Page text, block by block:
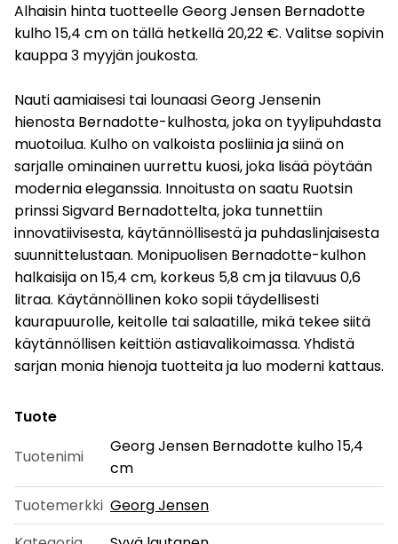
Alhaisin hinta tuotteelle Georg Jensen Bernadotte
kulho 15,4 cm on tällä hetkellä 20,22 €. Valitse sopivin
kauppa 3 myyjän joukosta.
Nauti aamiaisesi tai lounaasi Georg Jensenin
hienosta Bernadotte-kulhosta, joka on tyylipuhdasta
muotoilua. Kulho on valkoista posliinia ja siinä on
sarjalle ominainen uurrettu kuosi, joka lisää pöytään
modernia eleganssia. Innoitusta on saatu Ruotsin
prinssi Sigvard Bernadottelta, joka tunnettiin
innovatiivisesta, käytännöllisestä ja puhdaslinjaisesta
suunnittelustaan. Monipuolisen Bernadotte-kulhon
halkaisija on 15,4 cm, korkeus 5,8 cm ja tilavuus 0,6
litraa. Käytännöllinen koko sopii täydellisesti
kaurapuurolle, keitolle tai salaatille, mikä tekee siitä
käytännöllisen keittiön astiavalikoimassa. Yhdistä
sarjan monia hienoja tuotteita ja luo moderni kattaus.
Tuote
Tuotenimi
Georg Jensen Bernadotte kulho 15,4
cm
Tuotemerkki Georg Jensen